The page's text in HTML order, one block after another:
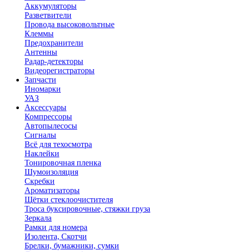
Аккумуляторы
Разветвители
Провода высоковольтные
Клеммы
Предохранители
Антенны
Радар-детекторы
Видеорегистраторы
Запчасти
Иномарки
УАЗ
Аксесcуары
Компрессоры
Автопылесосы
Сигналы
Всё для техосмотра
Наклейки
Тонировочная пленка
Шумоизоляция
Скребки
Ароматизаторы
Щётки стеклоочистителя
Троса буксировочные, стяжки груза
Зеркала
Рамки для номера
Изолента, Скотчи
Брелки, бумажники, сумки